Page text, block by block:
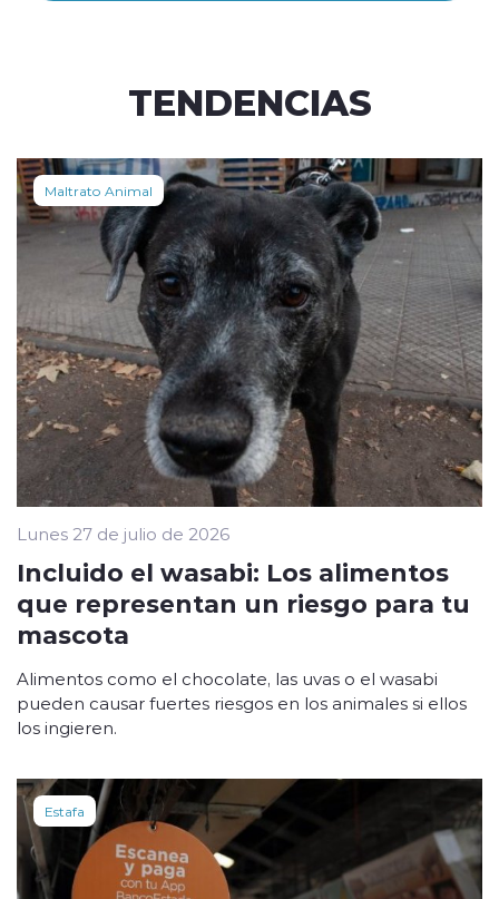
TENDENCIAS
Maltrato Animal
Lunes 27 de julio de 2026
Incluido el wasabi: Los alimentos
que representan un riesgo para tu
mascota
Alimentos como el chocolate, las uvas o el wasabi
pueden causar fuertes riesgos en los animales si ellos
los ingieren.
Estafa